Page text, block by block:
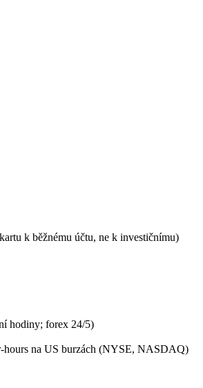
k běžnému účtu, ne k investičnímu)
hodiny; forex 24/5)
hours na US burzách (NYSE, NASDAQ)